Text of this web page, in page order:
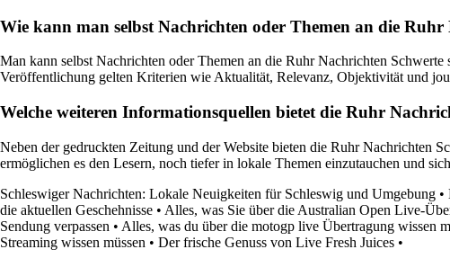
Wie kann man selbst Nachrichten oder Themen an die
Man kann selbst Nachrichten oder Themen an die Ruhr Nachrichten
Veröffentlichung gelten Kriterien wie Aktualität, Relevanz, Objektivität und
Welche weiteren Informationsquellen bietet die Ruhr
Neben der gedruckten Zeitung und der Website bieten die Ruhr Nachrichten
ermöglichen es den Lesern, noch tiefer in lokale Themen einzutauchen und
Schleswiger Nachrichten: Lokale Neuigkeiten für Schleswig und Umgebung •
die aktuellen Geschehnisse • Alles, was Sie über die Australian Open Live-
Sendung verpassen • Alles, was du über die motogp live Übertragung wissen
Streaming wissen müssen • Der frische Genuss von Live Fresh Juices •